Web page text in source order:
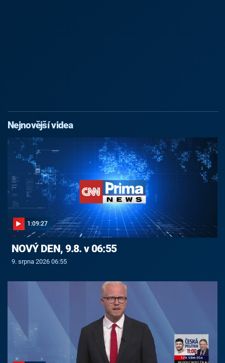
Nejnovější videa
1:09:27
NOVÝ DEN, 9.8. v 06:55
9. srpna 2026 06:55